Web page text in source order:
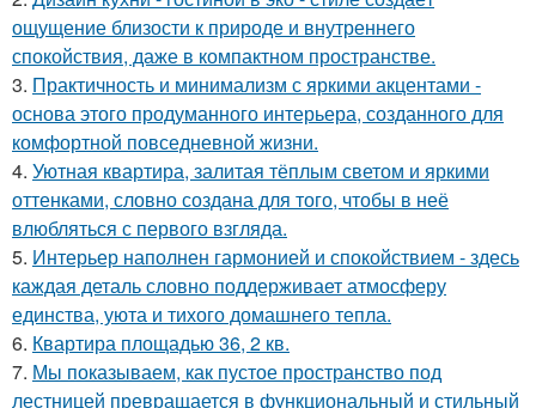
ощущение близости к природе и внутреннего
спокойствия, даже в компактном пространстве.
3. Практичность и минимализм с яркими акцентами -
основа этого продуманного интерьера, созданного для
комфортной повседневной жизни.
4. Уютная квартира, залитая тёплым светом и яркими
оттенками, словно создана для того, чтобы в неё
влюбляться с первого взгляда.
5. Интерьер наполнен гармонией и спокойствием - здесь
каждая деталь словно поддерживает атмосферу
единства, уюта и тихого домашнего тепла.
6. Квартира площадью 36, 2 кв.
7. Мы показываем, как пустое пространство под
лестницей превращается в функциональный и стильный